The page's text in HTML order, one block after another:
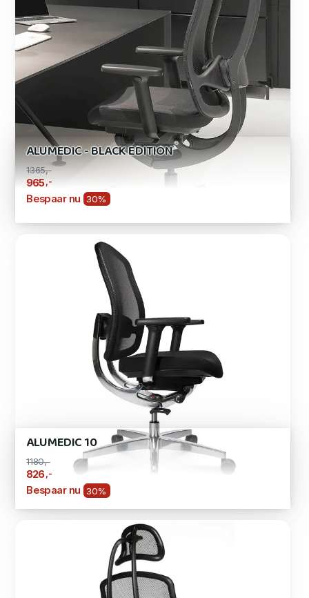
ALUMEDIC - BLACK EDITION
1365,-
965,-
Bespaar nu 30%
ALUMEDIC 10
1180,-
826 ,-
Bespaar nu 30%